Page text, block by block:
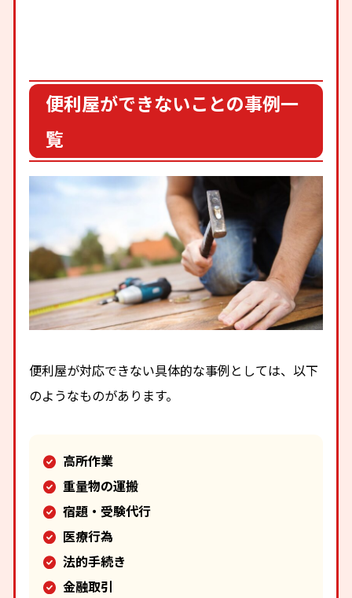
便利屋ができないことの事例一
覧
便利屋が対応できない具体的な事例としては、以下
のようなものがあります。
高所作業
重量物の運搬
宿題・受験代行
医療行為
法的手続き
金融取引